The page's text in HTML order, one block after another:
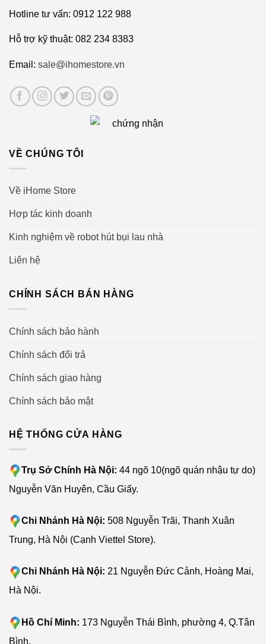
Hotline tư vấn: 0912 122 988
Hỗ trợ kỹ thuật: 082 234 8383
Email: sale@ihomestore.vn
VỀ CHÚNG TÔI
Về iHome Store
Hợp tác kinh doanh
Kinh nghiệm về robot hút bụi lau nhà
Liên hệ
CHÍNH SÁCH BÁN HÀNG
Chính sách bảo hành
Chính sách đổi trả
Chính sách giao hàng
Chính sách bảo mật
HỆ THỐNG CỬA HÀNG
Trụ Sở Chính Hà Nội: 44 ngõ 10(ngõ quán nhậu tự do)
Nguyễn Văn Huyên, Cầu Giấy.
Chi Nhánh Hà Nội: 508 Nguyễn Trãi, Thanh Xuân
Trung, Hà Nội (Cạnh Viettel Store).
Chi Nhánh Hà Nội: 21 Nguyễn Đức Cảnh, Hoàng Mai,
Hà Nội.
Hồ Chí Minh: 173 Nguyễn Thái Bình, phường 4, Q.Tân
Bình.